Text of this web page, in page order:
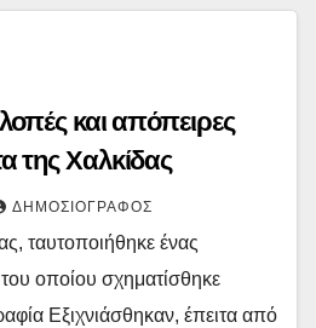
και απόπειρες
της Χαλκίδας
ΔΗΜΟΣΙΟΓΡΆΦΟΣ
ταυτοποιήθηκε ένας
οποίου σχηματίσθηκε
Εξιχνιάσθηκαν, έπειτα από